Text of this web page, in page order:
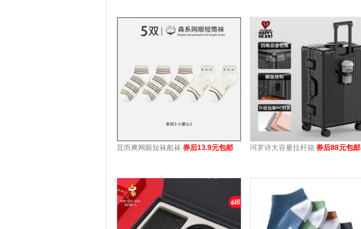
宜而爽网眼短袜船袜 券后13.9元包邮 珂罗诗大容量拉杆箱 券后88元包邮